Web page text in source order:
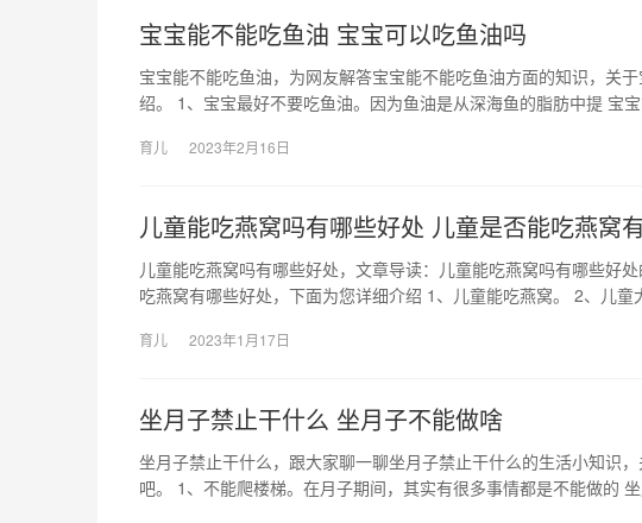
宝宝能不能吃鱼油 宝宝可以吃鱼油吗
宝宝能不能吃鱼油，为网友解答宝宝能不能吃鱼油方面的知识，关
绍。 1、宝宝最好不要吃鱼油。因为鱼油是从深海鱼的脂肪中提 宝
育儿 2023年2月16日
儿童能吃燕窝吗有哪些好处 儿童是否能吃燕窝
儿童能吃燕窝吗有哪些好处，文章导读：儿童能吃燕窝吗有哪些好
吃燕窝有哪些好处，下面为您详细介绍 1、儿童能吃燕窝。 2、儿
育儿 2023年1月17日
坐月子禁止干什么 坐月子不能做啥
坐月子禁止干什么，跟大家聊一聊坐月子禁止干什么的生活小知识
吧。 1、不能爬楼梯。在月子期间，其实有很多事情都是不能做的